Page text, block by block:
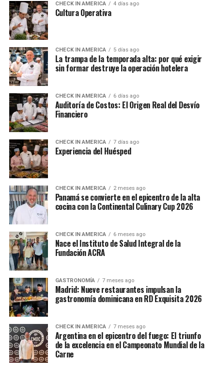
CHECK IN AMERICA 4 días ago
Cultura Operativa
CHECK IN AMERICA 5 días ago
La trampa de la temporada alta: por qué exigir
sin formar destruye la operación hotelera
CHECK IN AMERICA 6 días ago
Auditoría de Costos: El Origen Real del Desvío
Financiero
CHECK IN AMERICA 7 días ago
Experiencia del Huésped
CHECK IN AMERICA 2 meses ago
Panamá se convierte en el epicentro de la alta
cocina con la Continental Culinary Cup 2026
CHECK IN AMERICA 6 meses ago
Nace el Instituto de Salud Integral de la
Fundación ACRA
GASTRONOMÍA 7 meses ago
Madrid: Nueve restaurantes impulsan la
gastronomía dominicana en RD Exquisita 2026
CHECK IN AMERICA 7 meses ago
Argentina en el epicentro del fuego: El triunfo
de la excelencia en el Campeonato Mundial de la
Carne